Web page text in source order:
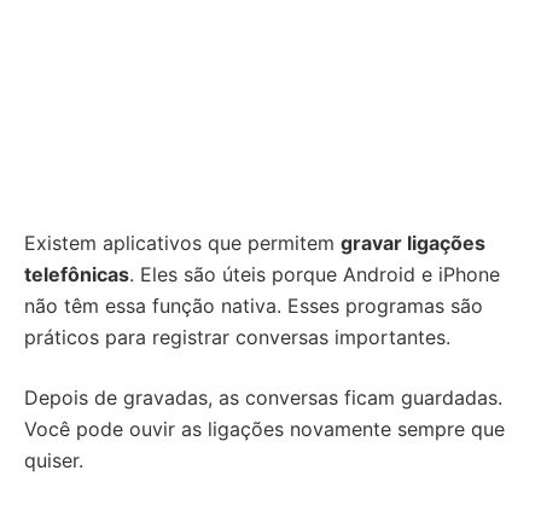
Existem aplicativos que permitem gravar ligações
telefônicas. Eles são úteis porque Android e iPhone
não têm essa função nativa. Esses programas são
práticos para registrar conversas importantes.
Depois de gravadas, as conversas ficam guardadas.
Você pode ouvir as ligações novamente sempre que
quiser.